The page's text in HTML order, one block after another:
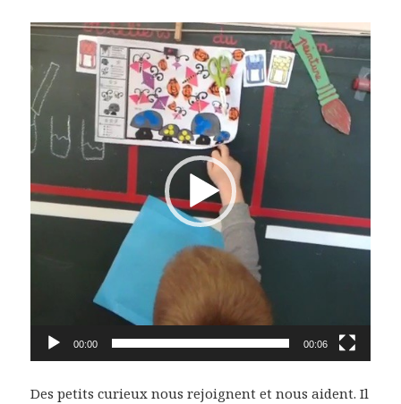
Lecteur
00:00 00:06
Des petits curieux nous rejoignent et nous aident. Il